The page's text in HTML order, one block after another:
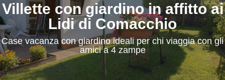
Villette con giardino in affitto ai
Lidi di Comacchio
Case vacanza con giardino ideali per chi viaggia con gli
amici a 4 zampe